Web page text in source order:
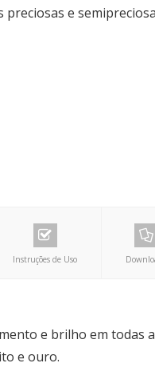
preciosas e
Instruções de Uso
e brilho em todas
e ouro.